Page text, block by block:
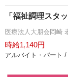
「福祉調理スタ
医療法人大朋会岡崎
時給1,140円
アルバイト・パート